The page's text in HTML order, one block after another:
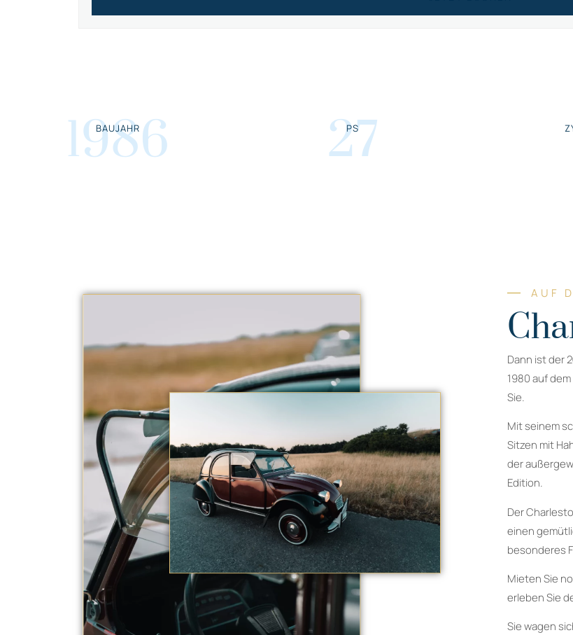
1986
BAUJAHR 27
PS
AUF
Dann ist der
1980 auf
Sie.
Mit seinem
Sitzen mit
der
Edition.
Der
einen
besonderes
Mieten Sie
erleben Sie
Sie wagen